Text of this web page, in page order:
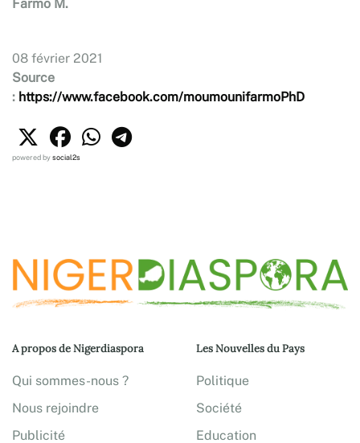
Farmo M.
08 février 2021
Source
: https://www.facebook.com/moumounifarmoPhD
powered bysocial2s
A propos de Nigerdiaspora
Qui sommes-nous ?
Nous rejoindre
Publicité
Les Nouvelles du Pays
Politique
Société
Education